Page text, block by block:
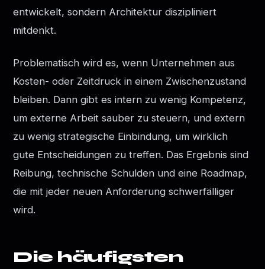
entwickelt, sondern Architektur diszipliniert
mitdenkt.
Problematisch wird es, wenn Unternehmen aus
Kosten- oder Zeitdruck in einem Zwischenzustand
bleiben. Dann gibt es intern zu wenig Kompetenz,
um externe Arbeit sauber zu steuern, und extern
zu wenig strategische Einbindung, um wirklich
gute Entscheidungen zu treffen. Das Ergebnis sind
Reibung, technische Schulden und eine Roadmap,
die mit jeder neuen Anforderung schwerfälliger
wird.
Die häufigsten